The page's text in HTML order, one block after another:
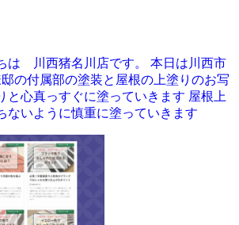
は 川西猪名川店です。 本日は川西市
の付属部の塗装と屋根の上塗りのお写
と心真っすぐに塗っていきます 屋根上
ないように慎重に塗っていきます